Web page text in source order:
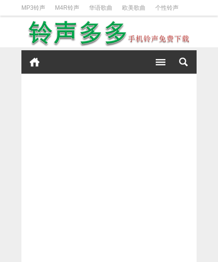
MP3铃声 M4R铃声 华语歌曲 欧美歌曲 个性铃声
日韩歌曲 动漫铃声 DJ铃声 短信铃声
iPhone铃声设置方法